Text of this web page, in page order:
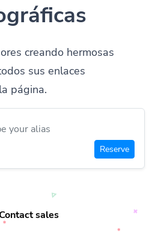
creando hermosas
sus enlaces
página.
Reserve
sales